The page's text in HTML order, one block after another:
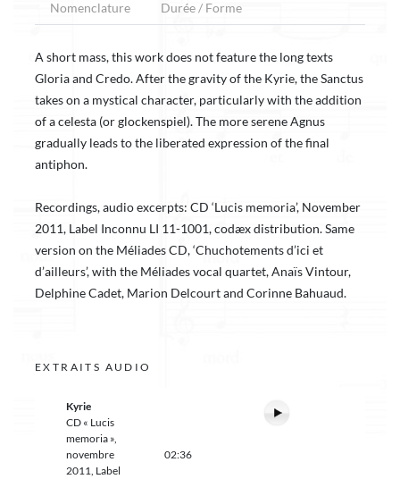
Nomenclature Durée / Forme
A short mass, this work does not feature the long texts
Gloria and Credo. After the gravity of the Kyrie, the Sanctus
takes on a mystical character, particularly with the addition
of a celesta (or glockenspiel). The more serene Agnus
gradually leads to the liberated expression of the final
antiphon.
Recordings, audio excerpts: CD ‘Lucis memoria’, November
2011, Label Inconnu LI 11-1001, codæx distribution. Same
version on the Méliades CD, ‘Chuchotements d’ici et
d’ailleurs’, with the Méliades vocal quartet, Anaïs Vintour,
Delphine Cadet, Marion Delcourt and Corinne Bahuaud.
EXTRAITS AUDIO
Kyrie
CD « Lucis
memoria »,
novembre
2011, Label
02:36